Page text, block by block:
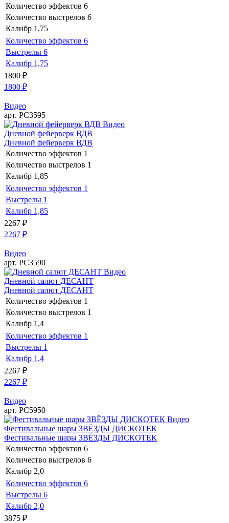
Количество эффектов 6
Количество выстрелов 6
Калибр 1,75
Количество эффектов 6
Выстрелы 6
Калибр 1,75
1800 ₽
1800 ₽
Видео
арт. РС3595
Видео
Дневной фейерверк ВДВ
Дневной фейерверк ВДВ
Количество эффектов 1
Количество выстрелов 1
Калибр 1,85
Количество эффектов 1
Выстрелы 1
Калибр 1,85
2267 ₽
2267 ₽
Видео
арт. РС3590
Видео
Дневной салют ДЕСАНТ
Дневной салют ДЕСАНТ
Количество эффектов 1
Количество выстрелов 1
Калибр 1,4
Количество эффектов 1
Выстрелы 1
Калибр 1,4
2267 ₽
2267 ₽
Видео
арт. РС5950
Видео
Фестивальные шары ЗВЁЗДЫ ДИСКОТЕК
Фестивальные шары ЗВЁЗДЫ ДИСКОТЕК
Количество эффектов 6
Количество выстрелов 6
Калибр 2,0
Количество эффектов 6
Выстрелы 6
Калибр 2,0
3875 ₽